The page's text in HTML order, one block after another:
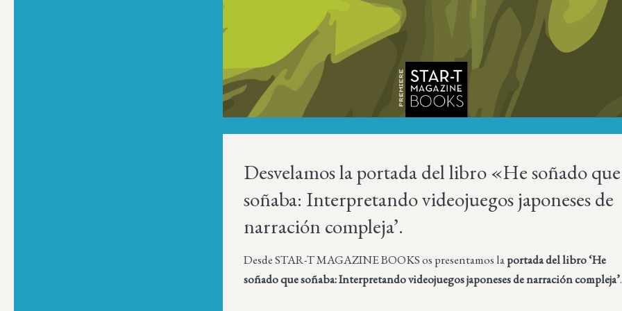
Desvelamos la portada del libro «He soñado que
soñaba: Interpretando videojuegos japoneses de
narración compleja’.
Desde STAR-T MAGAZINE BOOKS os presentamos laportada del libro ‘He
soñado que soñaba: Interpretando videojuegos japoneses de narración compleja’.